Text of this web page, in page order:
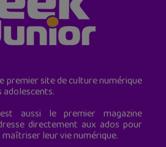
premier site de culture numérique
adolescents.
aussi le premier magazine
directement aux ados pour
maîtriser leur vie numérique.